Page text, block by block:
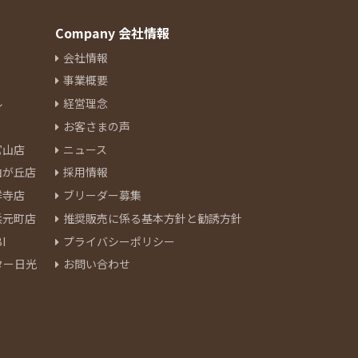
店
丘店
店
町店
日光
Company 会社情報
会社情報
事業概要
経営理念
お客さまの声
ニュース
採用情報
ブリーダー募集
推奨販売に係る基本方針と勧誘方針
プライバシーポリシー
お問い合わせ